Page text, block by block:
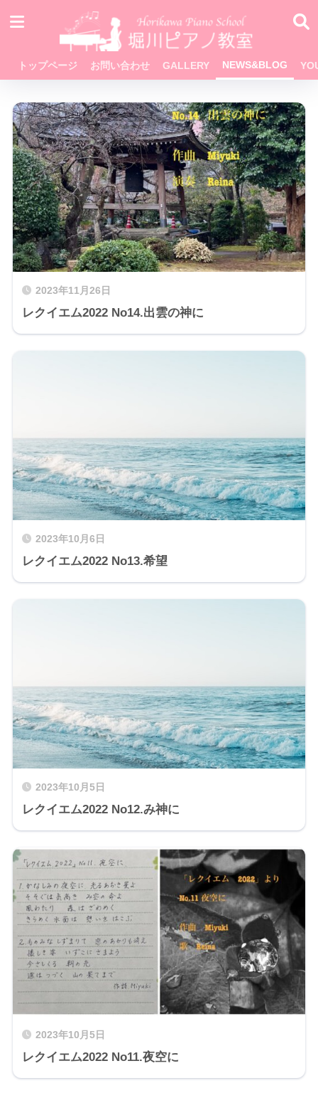
トップページ お問い合わせ GALLERY NEWS&BLOG
2023年11月26日
レクイエム2022 No14.出雲の神に
2023年10月6日
レクイエム2022 No13.希望
2023年10月5日
レクイエム2022 No12.み神に
2023年10月5日
レクイエム2022 No11.夜空に